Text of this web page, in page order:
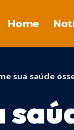
Home
sua saúde